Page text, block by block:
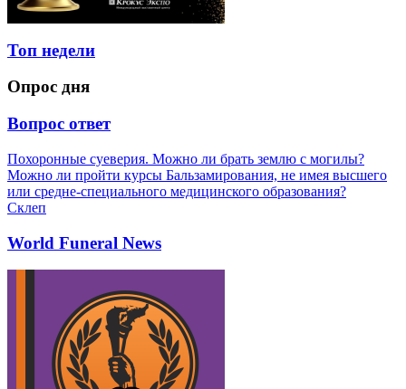
Топ недели
Опрос дня
Вопрос ответ
Похоронные суеверия. Можно ли брать землю с могилы?
Можно ли пройти курсы Бальзамирования, не имея высшего
или средне-специального медицинского образования?
Склеп
World Funeral News